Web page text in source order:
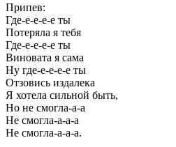
Припев:
Где-е-е-е-е ты
Потеряла я тебя
Где-е-е-е-е ты
Виновата я сама
Ну где-е-е-е-е ты
Отзовись издалека
Я хотела сильной быть,
Но не смогла-а-а
Не смогла-а-а-а
Не смогла-а-а-а.